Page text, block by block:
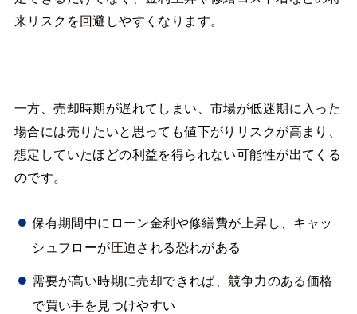
来リスクを回避しやすくなります。
一方、売却時期が遅れてしまい、市場が低迷期に入った
場合には売りたいと思っても値下がりリスクが高まり、
想定していたほどの利益を得られない可能性が出てくる
のです。
保有期間中にローン金利や修繕費が上昇し、キャッ
シュフローが圧迫される恐れがある
需要が高い時期に売却できれば、競争力のある価格
で買い手を見つけやすい